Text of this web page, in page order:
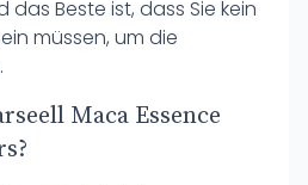
das Beste ist, dass Sie kein
müssen, um die
Maca Essence